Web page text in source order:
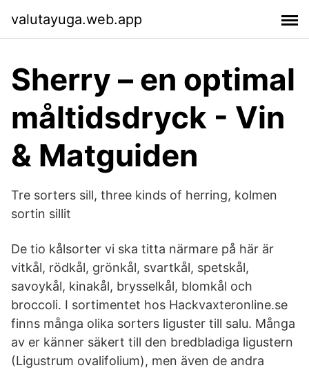
valutayuga.web.app
Sherry – en optimal
måltidsdryck - Vin
& Matguiden
Tre sorters sill, three kinds of herring, kolmen
sortin sillit
De tio kålsorter vi ska titta närmare på här är
vitkål, rödkål, grönkål, svartkål, spetskål,
savoykål, kinakål, brysselkål, blomkål och
broccoli. I sortimentet hos Hackvaxteronline.se
finns många olika sorters liguster till salu. Många
av er känner säkert till den bredbladiga ligustern
(Ligustrum ovalifolium), men även de andra